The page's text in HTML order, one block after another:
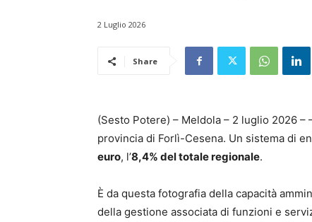
2 Luglio 2026
Share
(Sesto Potere) – Meldola – 2 luglio 2026 –
provincia di Forlì-Cesena. Un sistema di
euro, l’8,4% del totale regionale.
È da questa fotografia della capacità
della gestione associata di funzioni e